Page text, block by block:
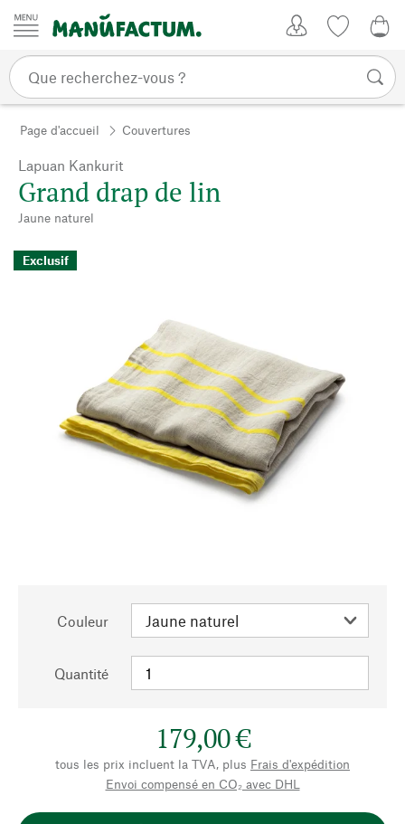
Passer au contenu
Page d'accueil Couvertures
Lapuan Kankurit
Grand drap de lin
Jaune naturel
Exclusif
Couleur
Quantité
179,00 €
tous les prix incluent la TVA, plus Frais d'expédition
Envoi compensé en CO₂ avec DHL